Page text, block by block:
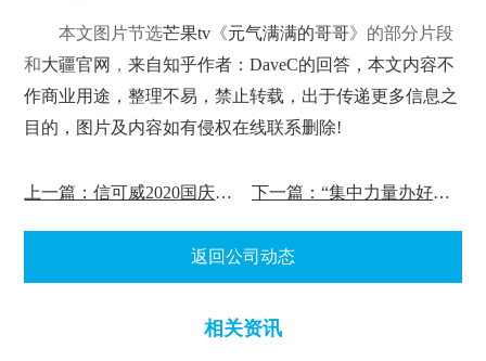
本文图片节选芒果tv 《元气满满的哥哥》的部分片段
和大疆官网 ，来自知乎作者：DaveC的回答，本文内容不
作商业用途，整理不易，禁止转载，出于传递更多信息之
目的，图片及内容如有侵权在线联系删除!
上一篇：信可威2020国庆中秋放假通知! 下一篇：“集中力量办好自己的事”
返回公司动态
相关资讯